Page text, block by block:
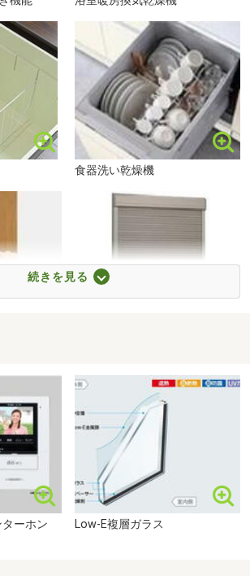
さみ店まで202m
立北公民館図書室（約2005m・徒歩26
き信用金庫苅田支店（約3247m・徒歩
公園（約857m・徒歩11分）
（約1376m・徒歩18分）
園（約1659m・徒歩21分）
朽網」駅（約550m・徒歩7分）
もしくは店舗等で
額
ーンが借入れできるのか？
ご案内させて頂きます。
くまでご相談頂きご検討下さい。もちろ
友人を
案内も承っております♪
食器洗い乾燥機
続きを見る
ーホン Low-E複層ガラス